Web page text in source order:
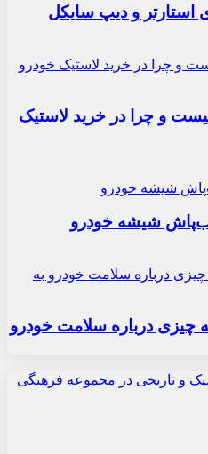
استارتر و دیپ سایکل
و چرا در خرید لاستیک
شیشه خودرو
درباره سلامت خودرو